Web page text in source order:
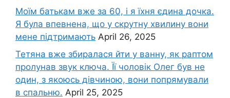
Моїм батькам вже за 60, і я їхня єдина дочка.
Я була впевнена, що у скрутну хвилину вони
мене підтримають April 26, 2025
Тетяна вже збиралася йти у ванну, як раптом
пролунав звук ключа. Її чоловік Олег був не
один, з якоюсь дівчиною, вони попрямували
в спальню. April 25, 2025